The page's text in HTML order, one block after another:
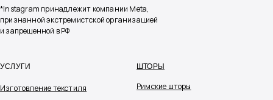
*Instagram принадлежит компании Meta,
признанной экстремистской организацией
и запрещенной в РФ
УСЛУГИ
Изготовление текстиля
ШТОРЫ
Римские шторы